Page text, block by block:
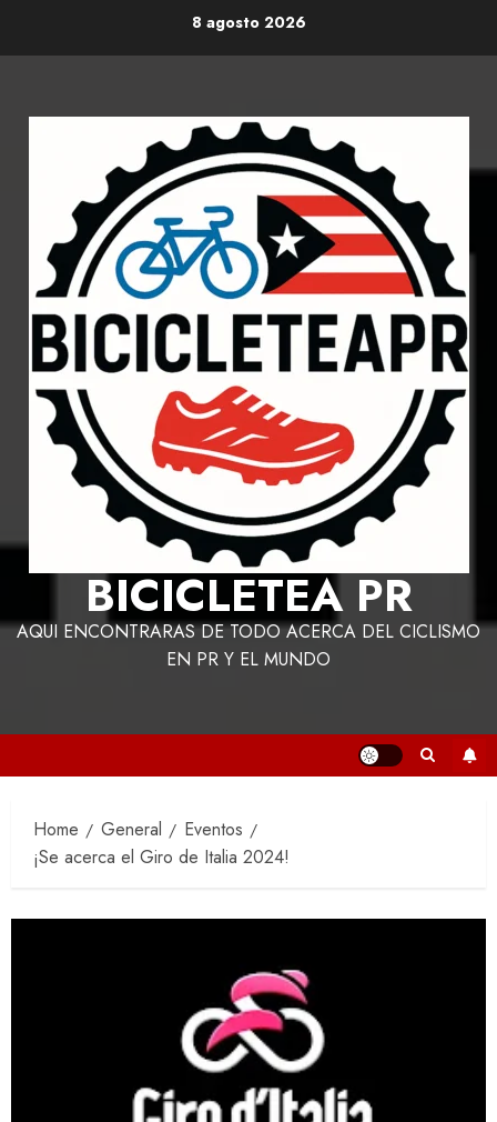
8 agosto 2026
BICICLETEA PR
AQUI ENCONTRARAS DE TODO ACERCA DEL CICLISMO
EN PR Y EL MUNDO
Home General
Eventos
¡Se acerca el Giro de Italia 2024!